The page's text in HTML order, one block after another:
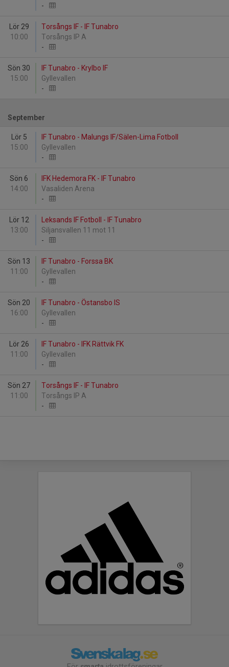
-
Lör 29
10:00
Torsångs IF - IF Tunabro
Torsångs IP A
-
Sön 30
15:00
IF Tunabro - Krylbo IF
Gyllevallen
-
September
Lör 5
15:00
IF Tunabro - Malungs IF/Sälen-Lima Fotboll
Gyllevallen
-
Sön 6
14:00
IFK Hedemora FK - IF Tunabro
Vasaliden Arena
-
Lör 12
13:00
Leksands IF Fotboll - IF Tunabro
Siljansvallen 11 mot 11
-
Sön 13
11:00
IF Tunabro - Forssa BK
Gyllevallen
-
Sön 20
16:00
IF Tunabro - Östansbo IS
Gyllevallen
-
Lör 26
11:00
IF Tunabro - IFK Rättvik FK
Gyllevallen
-
Sön 27
11:00
Torsångs IF - IF Tunabro
Torsångs IP A
-